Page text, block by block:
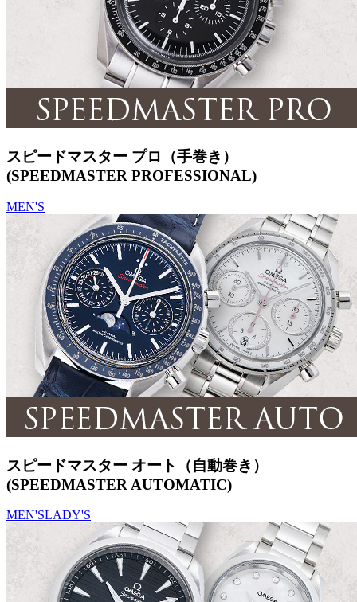
スピードマスター プロ（手巻き）
(SPEEDMASTER PROFESSIONAL)
MEN'S
スピードマスター オート（自動巻き）
(SPEEDMASTER AUTOMATIC)
MEN'SLADY'S